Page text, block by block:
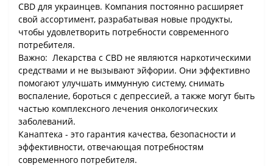
CBD для украинцев. Компания постоянно расширяет
свой ассортимент, разрабатывая новые продукты,
чтобы удовлетворить потребности современного
потребителя.
Важно: Лекарства с CBD не являются наркотическими
средствами и не вызывают эйфории. Они эффективно
помогают улучшать иммунную систему, снимать
воспаление, бороться с депрессией, а также могут быть
частью комплексного лечения онкологических
заболеваний.
Канаптека - это гарантия качества, безопасности и
эффективности, отвечающая потребностям
современного потребителя.